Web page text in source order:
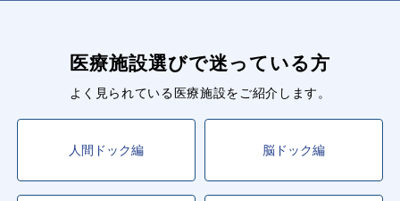
医療施設選びで迷っている方
よく見られている医療施設をご紹介します。
人間ドック編 脳ドック編